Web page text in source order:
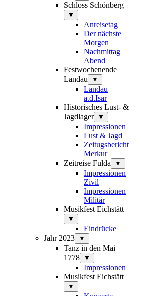
Schloss Schönberg
▼
Anreisetag
Der nächste
Morgen
Nachmittag
Abend
Festwochenende
Landau
▼
Landau
a.d.Isar
Historisches Lust- &
Jagdlager
▼
Impressionen
Lust & Jagd
Zeitugsbericht
Merkur
Zeitreise Fulda
▼
Impressionen
Zivil
Impressionen
Militär
Musikfest Eichstätt
▼
Eindrücke
Jahr 2023
▼
Tanz in den Mai
1778
▼
Impressionen
Musikfest Eichstätt
▼